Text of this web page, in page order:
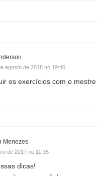
agosto de 2018 no 19:40
os exercícios com o
Menezes
de 2017 no 11:35
dicas!